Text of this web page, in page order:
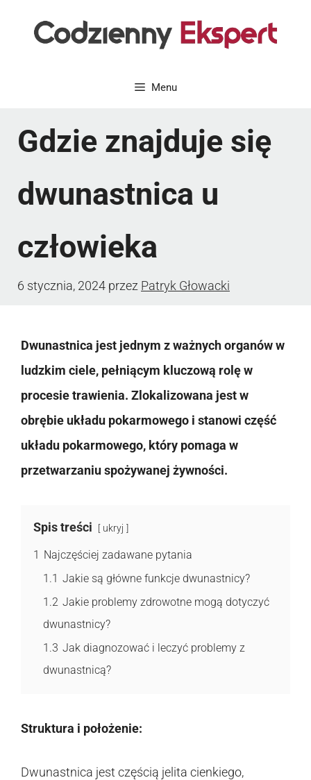
Menu
Gdzie znajduje się
dwunastnica u
człowieka
6 stycznia, 2024 przez Patryk Głowacki
Dwunastnica jest jednym z ważnych organów w
ludzkim ciele, pełniącym kluczową rolę w
procesie trawienia. Zlokalizowana jest w
obrębie układu pokarmowego i stanowi część
układu pokarmowego, który pomaga w
przetwarzaniu spożywanej żywności.
Spis treści ukryj
1 Najczęściej zadawane pytania
1.1 Jakie są główne funkcje dwunastnicy?
1.2 Jakie problemy zdrowotne mogą dotyczyć
dwunastnicy?
1.3 Jak diagnozować i leczyć problemy z
dwunastnicą?
Struktura i położenie:
Dwunastnica jest częścią jelita cienkiego,